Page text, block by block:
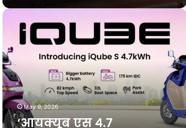
‘आयक्यूब
केडब्ल्यूएच’
भारतात
दाखल
May 9, 2026
‘आयक्यूब एस ४.७